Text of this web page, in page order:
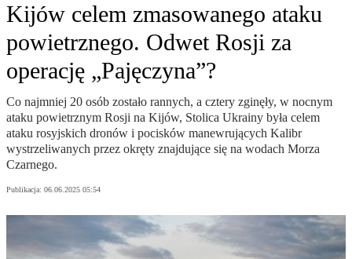
Kijów celem zmasowanego ataku
powietrznego. Odwet Rosji za
operację „Pajęczyna”?
Co najmniej 20 osób zostało rannych, a cztery zginęły, w nocnym
ataku powietrznym Rosji na Kijów, Stolica Ukrainy była celem
ataku rosyjskich dronów i pocisków manewrujących Kalibr
wystrzeliwanych przez okręty znajdujące się na wodach Morza
Czarnego.
Publikacja: 06.06.2025 05:54